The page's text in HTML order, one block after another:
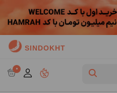
SINDOKHT
0